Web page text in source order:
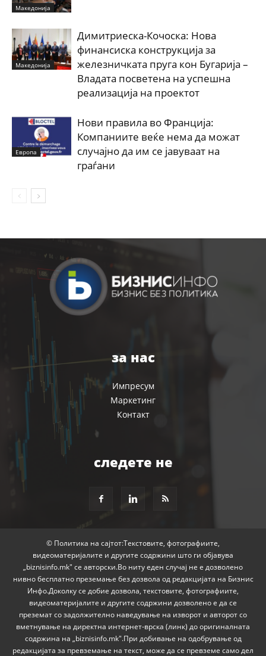
Македонија
Македонија
Димитриеска-Кочоска: Нова
финансиска конструкција за
железничката пруга кон Бугарија –
Владата посветена на успешна
реализација на проектот
Европа
Нови правила во Франција:
Компаниите веќе нема да можат
случајно да им се јавуваат на
граѓани
за нас
Импресум
Маркетинг
Контакт
следете не
© Политика на сајтот:Текстовите, фотографиите,
видеоматеријалите и другите содржини што ги објавува
„biznisinfo.mk" се авторски.Во ниту еден случај не е дозволено
нивно бесплатно преземање без дозвола од редакцијата на Бизнис
Инфо.Доколку се добие дозвола, текстовите, фотографиите,
видеоматеријалите и другите содржини дозволено е да се
преземат со задолжително наведување на изворот и авторот со
вметнување на директна интернет-врска (линк) до оригиналната
содржина на „biznisinfo.mk".При добивање на одобрување од
редакцијата за превземање на текст, може да се превземе само дел